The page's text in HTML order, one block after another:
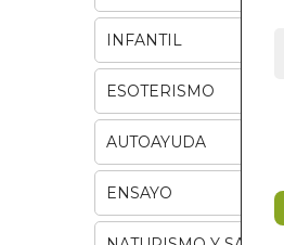
INFANTIL
ESOTERISMO
AUTOAYUDA
ENSAYO